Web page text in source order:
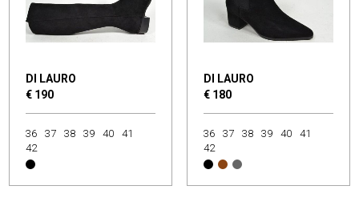
DI LAURO
€ 190
36 37 38 39 40
41
42
DI LAURO
€ 180
36 37 38 39 40
41
42